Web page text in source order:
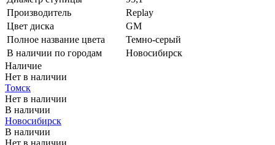
Производитель
Replay
Цвет диска
GM
Полное название цвета
Темно-серый
В наличии по городам
Новосибирск
Наличие
Нет в наличии
Томск
Нет в наличии
В наличии
Новосибирск
В наличии
Нет в наличии